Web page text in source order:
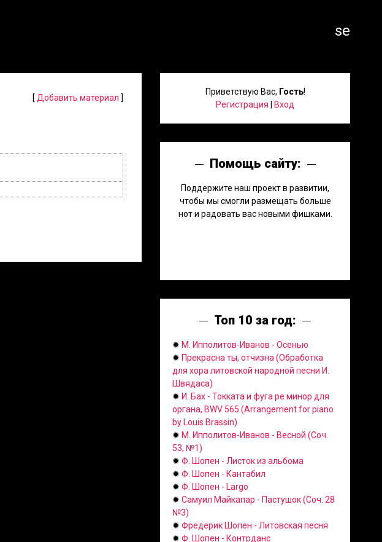
search
[ Добавить материал ]
Приветствую Вас, Гость!
Регистрация
Вход
Помощь сайту:
Поддержите наш проект в развитии,
чтобы мы смогли размещать больше
нот и радовать вас новыми фишками.
Топ 10 за год:
✹ М. Ипполитов-Иванов - Осенью
✹ Прекрасна ты, отчизна (Обработка
для хора литовской народной песни И.
Швядаса)
✹ И. Бах - Токката и фуга ре минор для
органа, BWV 565 (Arrangement for piano
by Louis Brassin)
✹ М. Ипполитов-Иванов - Весной (Соч.
53, №1)
✹ Ф. Шопен - Листок из альбома
✹ Ф. Шопен - Кантабил
✹ Ф. Шопен - Largo
✹ Самуил Майкапар - Пастушок (Соч. 28
№3)
✹ Фредерик Шопен - Литовская песня
✹ Ф. Шопен - Контрданс